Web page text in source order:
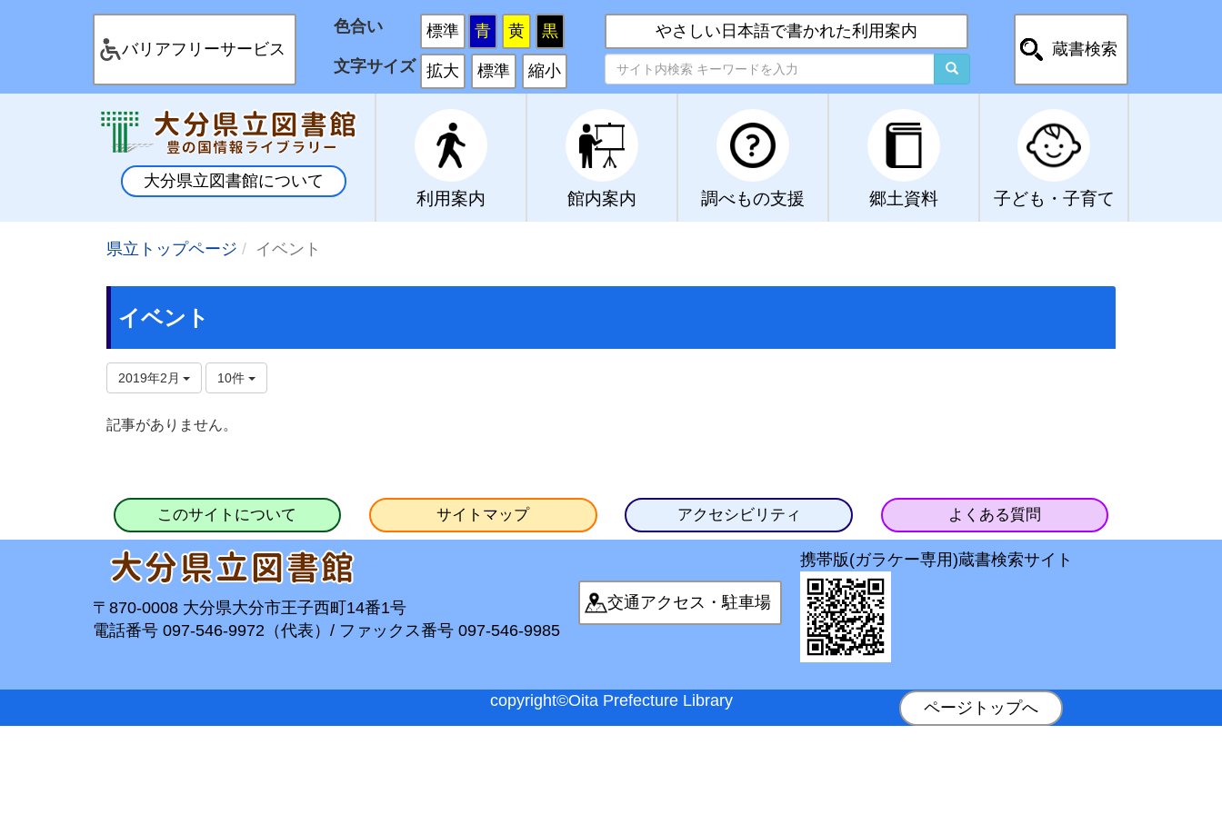
バリアフリーサービス
色合い 標準 青 黄
黒
文字サイズ 拡大 標準 縮小
やさしい日本語で書かれた利用案内
蔵書検索
大分県立図書館について
利用案内 館内案内 調べもの支援 郷土資料 子ども・子育て
県立トップページ イベント
イベント
2019年2月 10件
記事がありません。
このサイトについて サイトマップ アクセシビリティ よくある質問
〒870-0008 大分県大分市王子西町14番1号
電話番号 097-546-9972（代表）/ ファックス番号 097-546-9985
交通アクセス・駐車場
携帯版(ガラケー専用)蔵書検索サイト
copyright©Oita Prefecture Library ページトップへ